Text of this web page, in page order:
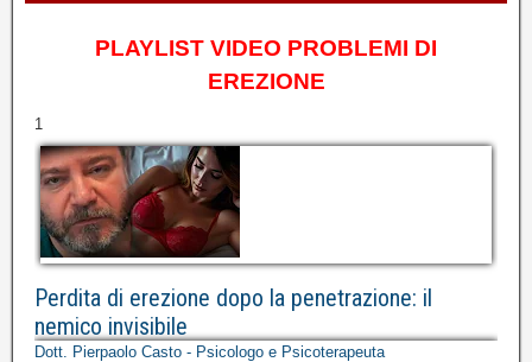
PLAYLIST VIDEO PROBLEMI DI
EREZIONE
1
Perdita di erezione dopo la penetrazione: il
nemico invisibile
Dott. Pierpaolo Casto - Psicologo e Psicoterapeuta